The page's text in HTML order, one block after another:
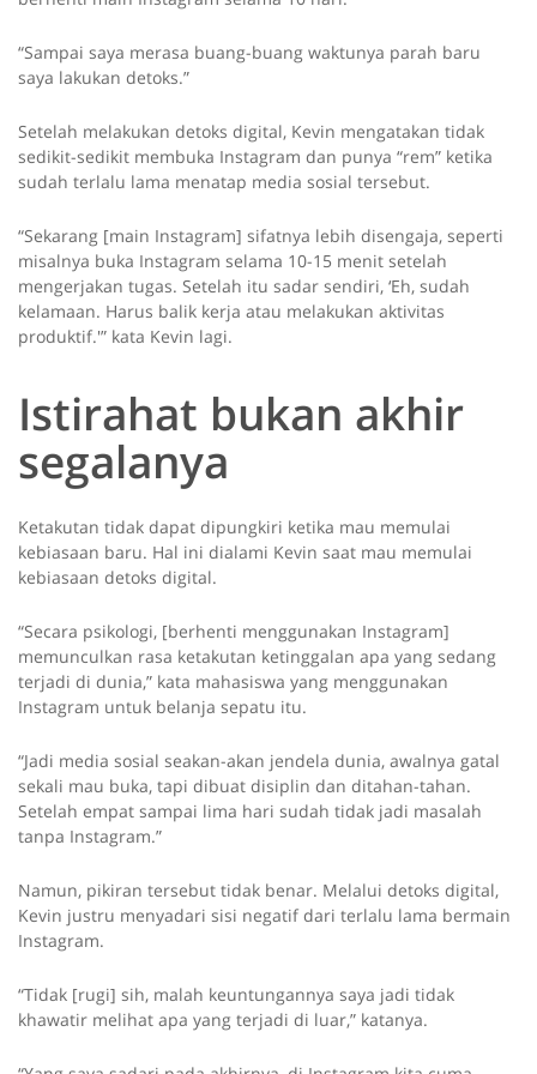
“Sampai saya merasa buang-buang waktunya parah baru
saya lakukan detoks.”
Setelah melakukan detoks digital, Kevin mengatakan tidak
sedikit-sedikit membuka Instagram dan punya “rem” ketika
sudah terlalu lama menatap media sosial tersebut.
“Sekarang [main Instagram] sifatnya lebih disengaja, seperti
misalnya buka Instagram selama 10-15 menit setelah
mengerjakan tugas. Setelah itu sadar sendiri, ‘Eh, sudah
kelamaan. Harus balik kerja atau melakukan aktivitas
produktif.'” kata Kevin lagi.
Istirahat bukan akhir
segalanya
Ketakutan tidak dapat dipungkiri ketika mau memulai
kebiasaan baru. Hal ini dialami Kevin saat mau memulai
kebiasaan detoks digital.
“Secara psikologi, [berhenti menggunakan Instagram]
memunculkan rasa ketakutan ketinggalan apa yang sedang
terjadi di dunia,” kata mahasiswa yang menggunakan
Instagram untuk belanja sepatu itu.
“Jadi media sosial seakan-akan jendela dunia, awalnya gatal
sekali mau buka, tapi dibuat disiplin dan ditahan-tahan.
Setelah empat sampai lima hari sudah tidak jadi masalah
tanpa Instagram.”
Namun, pikiran tersebut tidak benar. Melalui detoks digital,
Kevin justru menyadari sisi negatif dari terlalu lama bermain
Instagram.
“Tidak [rugi] sih, malah keuntungannya saya jadi tidak
khawatir melihat apa yang terjadi di luar,” katanya.